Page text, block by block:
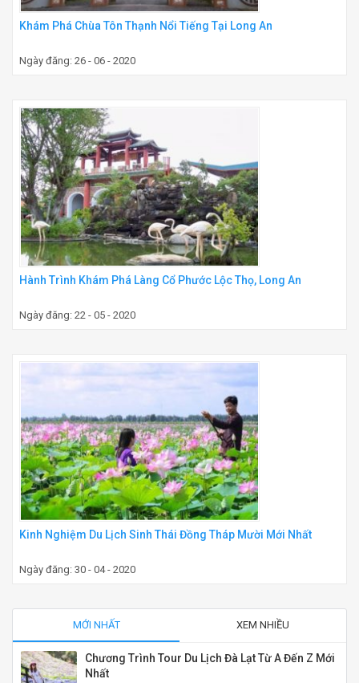
Khám Phá Chùa Tôn Thạnh Nổi Tiếng Tại Long An
Ngày đăng: 26 - 06 - 2020
Hành Trình Khám Phá Làng Cổ Phước Lộc Thọ, Long An
Ngày đăng: 22 - 05 - 2020
Kinh Nghiệm Du Lịch Sinh Thái Đồng Tháp Mười Mới Nhất
Ngày đăng: 30 - 04 - 2020
MỚI NHẤT XEM NHIỀU
Chương Trình Tour Du Lịch Đà Lạt Từ A Đến Z Mới
Nhất